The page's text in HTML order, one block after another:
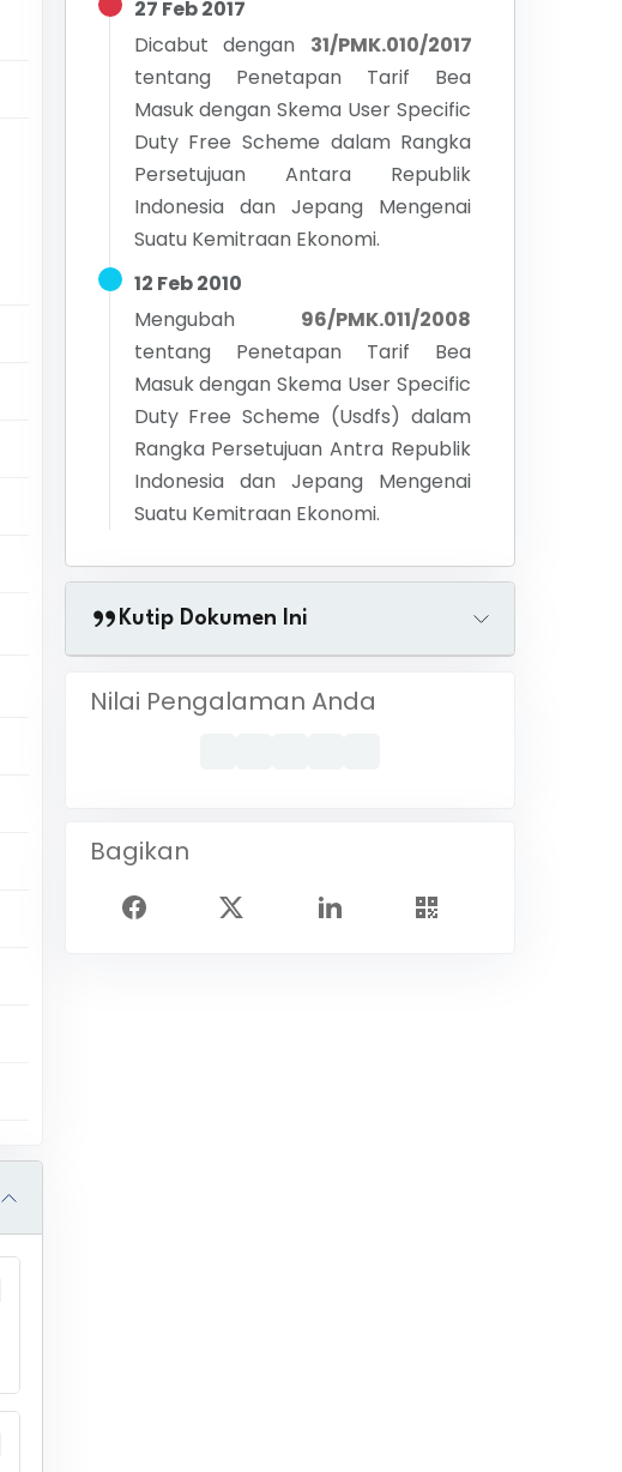
27 Feb 2017
Dicabut dengan
31/PMK.010/2017
tentang Penetapan Tarif Bea
Masuk dengan Skema User Specific
Duty Free Scheme dalam Rangka
Persetujuan Antara Republik
Indonesia dan Jepang Mengenai
Suatu Kemitraan Ekonomi.
12 Feb 2010
Mengubah
96/PMK.011/2008
tentang Penetapan Tarif Bea
Masuk dengan Skema User Specific
Duty Free Scheme (Usdfs) dalam
Rangka Persetujuan Antra Republik
Indonesia dan Jepang Mengenai
Suatu Kemitraan Ekonomi.
Kutip Dokumen Ini
Nilai Pengalaman Anda
Bagikan